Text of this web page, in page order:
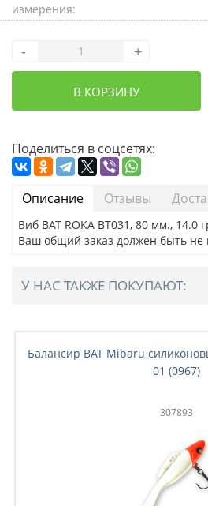
измерения:
- +
В КОРЗИНУ
Поделиться в соцсетях:
Описание Отзывы
Виб BAT ROKA BT031, 80 мм., 14.0
Ваш общий заказ должен быть не
У НАС ТАКЖЕ ПОКУПАЮТ:
Балансир BAT Mibaru
01 (0967)
307893